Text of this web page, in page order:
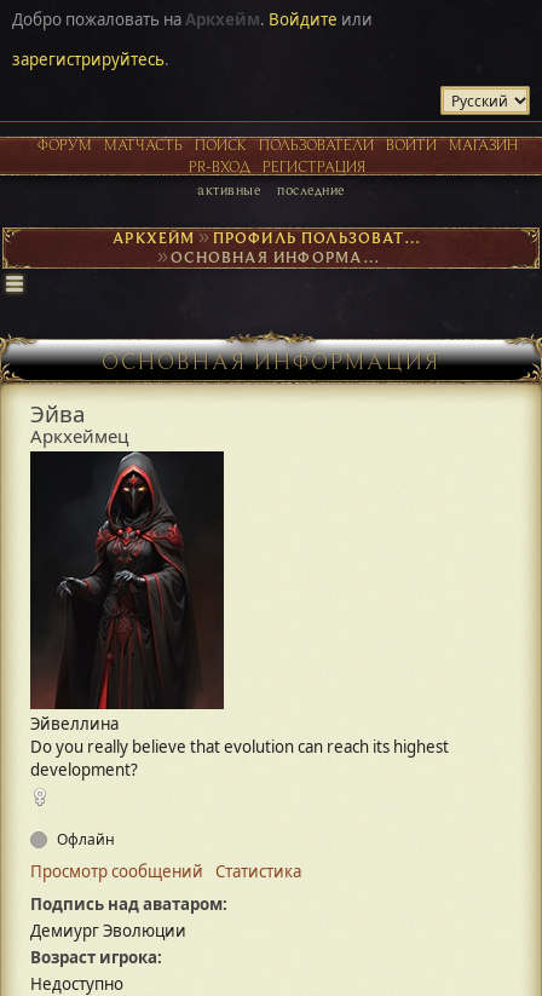
Добро пожаловать наАркхейм. Войдите или
зарегистрируйтесь.
ФОРУМ МАТЧАСТЬ ПОИСК ПОЛЬЗОВАТЕЛИ ВОЙТИ
МАГАЗИН
PR-ВХОД
РЕГИСТРАЦИЯ
активные последние
АРКХЕЙМ► ПРОФИЛЬ ПОЛЬЗОВАТЕЛЯ ЭЙВА
► ОСНОВНАЯ ИНФОРМАЦИЯ
ОСНОВНАЯ ИНФОРМАЦИЯ
Эйва
Аркхеймец
Эйвеллина
Do you really believe that evolution can reach its highest
development?
Офлайн
Просмотр сообщений
Статистика
Подпись над аватаром:
Демиург Эволюции
Возраст игрока:
Недоступно